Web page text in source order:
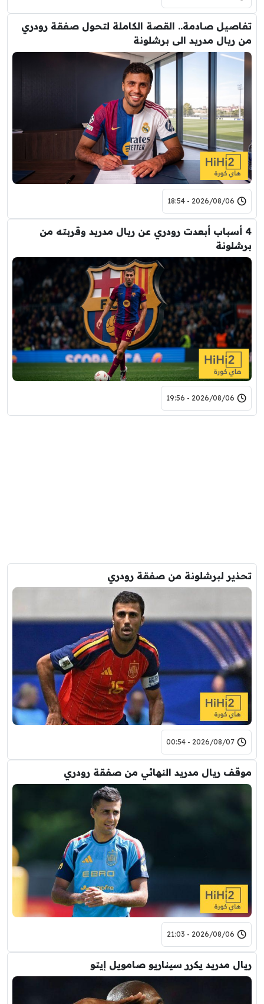
تفاصيل صادمة.. القصة الكاملة لتحول صفقة رودري
من ريال مدريد الى برشلونة
2026/08/06 - 18:54
4 أسباب أبعدت رودري عن ريال مدريد وقربته من
برشلونة
2026/08/06 - 19:56
تحذير لبرشلونة من صفقة رودري
2026/08/07 - 00:54
موقف ريال مدريد النهائي من صفقة رودري
2026/08/06 - 21:03
ريال مدريد يكرر سيناريو صامويل إيتو